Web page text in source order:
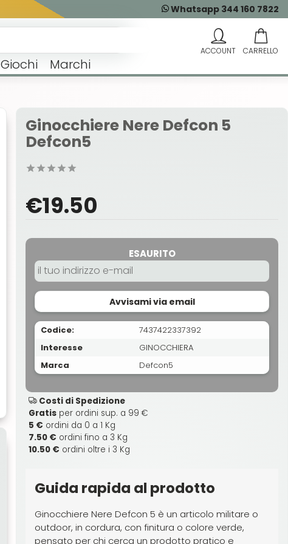
Whatsapp 344 160 7822
Giochi Marchi
Ginocchiere Nere Defcon 5
Defcon5
€19.50
ESAURITO
Avvisami via email
Codice:
7437422337392
Interesse
GINOCCHIERA
Marca
Defcon5
Costi di Spedizione
Gratis per ordini sup. a 99 €
5 € ordini da 0 a 1 Kg
7.50 € ordini fino a 3 Kg
10.50 € ordini oltre i 3 Kg
Guida rapida al prodotto
Ginocchiere Nere Defcon 5 è un articolo militare o
outdoor, in cordura, con finitura o colore verde,
pensato per chi cerca un prodotto pratico e